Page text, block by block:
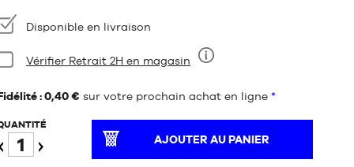
Disponible en livraison
Vérifier Retrait 2H en magasin
: 0,40 € sur votre prochain achat en ligne *
AJOUTER AU PANIER